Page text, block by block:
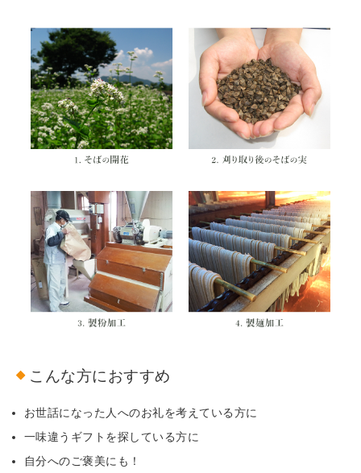
こんな方におすすめ
お世話になった人へのお礼を考えている方に
一味違うギフトを探している方に
自分へのご褒美にも！